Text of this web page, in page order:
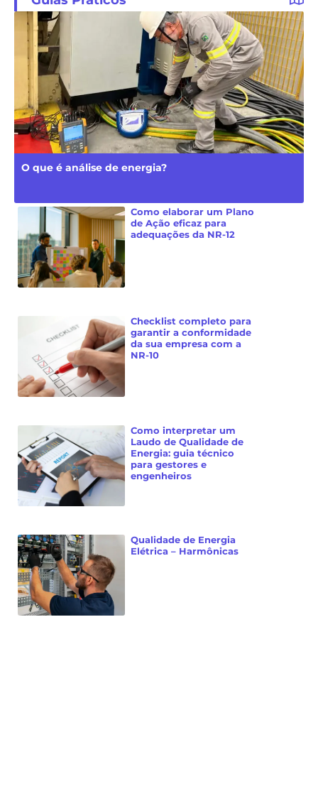
O que é análise de energia?
Como elaborar um Plano
de Ação eficaz para
adequações da NR-12
Checklist completo para
garantir a conformidade
da sua empresa com a
NR-10
Como interpretar um
Laudo de Qualidade de
Energia: guia técnico
para gestores e
engenheiros
Qualidade de Energia
Elétrica – Harmônicas